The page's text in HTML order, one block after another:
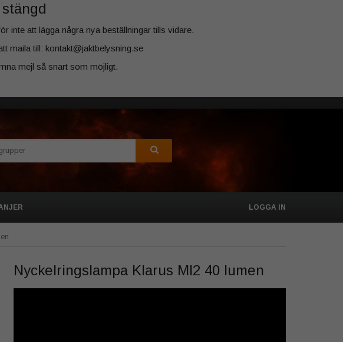
inte att lägga några nya beställningar tills vidare.
maila till: kontakt@jaktbelysning.se
mejl så snart som möjligt.
LOGGA IN
Nyckelringslampa Klarus MI2 40 lumen